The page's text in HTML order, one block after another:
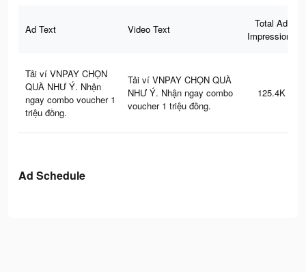
Ad Text Video Text
Total Ad
Impressions
Tải ví VNPAY CHỌN
QUÀ NHƯ Ý. Nhận
ngay combo voucher 1
triệu đồng.
Tải ví VNPAY CHỌN QUÀ
NHƯ Ý. Nhận ngay combo
voucher 1 triệu đồng.
125.4K
Ad Schedule